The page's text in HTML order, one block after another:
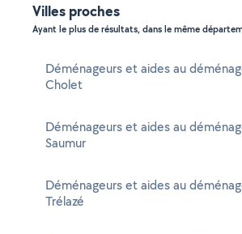
Villes proches
Ayant le plus de résultats, dans le même
Déménageurs et aides au
Cholet
Déménageurs et aides au
Saumur
Déménageurs et aides au
Trélazé